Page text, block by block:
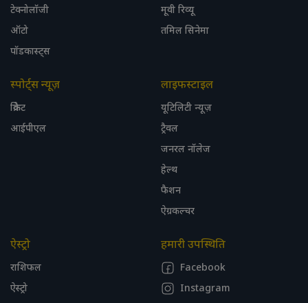
टेक्नोलॉजी
ऑटो
पॉडकास्ट्स
मूवी रिव्यू
तमिल सिनेमा
स्पोर्ट्स न्यूज़
क्रिकेट
आईपीएल
लाइफस्टाइल
यूटिलिटी न्यूज़
ट्रैवल
जनरल नॉलेज
हेल्थ
फैशन
ऐग्रकल्चर
ऐस्ट्रो
राशिफल
ऐस्ट्रो
हमारी उपस्थिति
Facebook
Instagram